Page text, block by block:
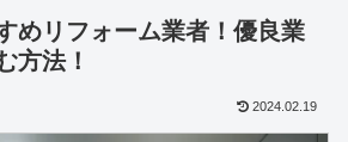
めリフォーム業者！優良業
方法！
2024.02.19